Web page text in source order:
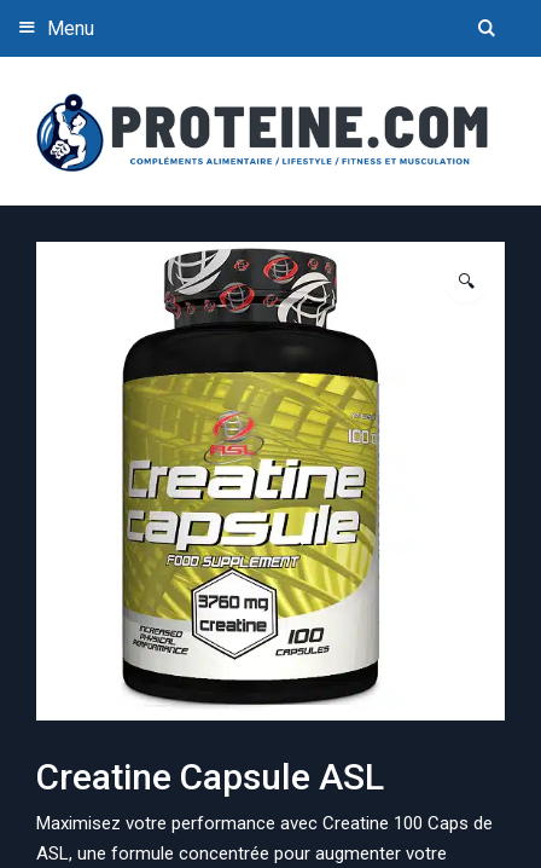
Menu
🔍
Creatine Capsule ASL
Maximisez votre performance avec Creatine 100 Caps de
ASL, une formule concentrée pour augmenter votre